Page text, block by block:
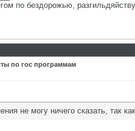
по бездорожью,
по гос программам
не могу ничего сказать, так